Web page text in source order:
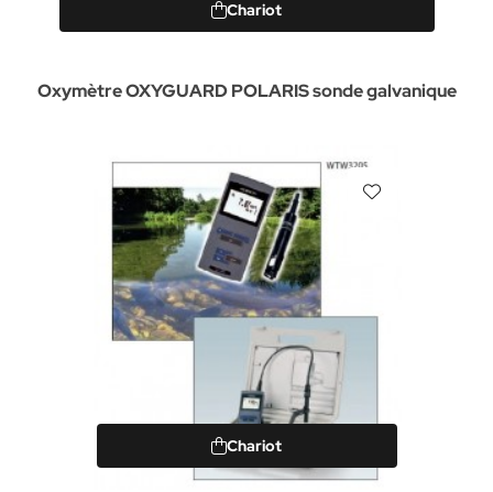
Chariot
Oxymètre OXYGUARD POLARIS sonde galvanique
Chariot